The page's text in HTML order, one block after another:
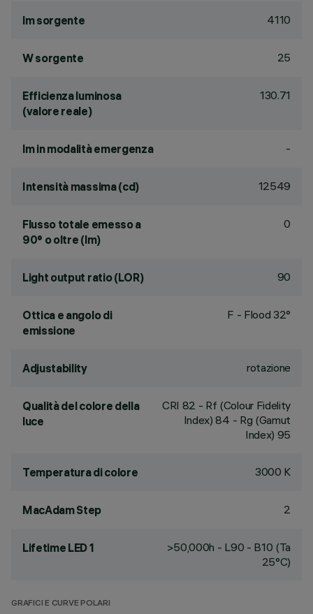
lm sorgente 4110
W sorgente 25
Efficienza luminosa
(valore reale)
130.71
lm in modalità emergenza -
Intensità massima (cd) 12549
Flusso totale emesso a
90° o oltre (lm)
0
Light output ratio (LOR) 90
Ottica e angolo di
emissione
F - Flood 32°
Adjustability rotazione
Qualità del colore della
luce
CRI 82 - Rf (Colour Fidelity
Index) 84 - Rg (Gamut
Index) 95
Temperatura di colore 3000 K
MacAdam Step 2
Lifetime LED 1
>50,000h - L90 - B10 (Ta
25°C)
GRAFICI E CURVE POLARI